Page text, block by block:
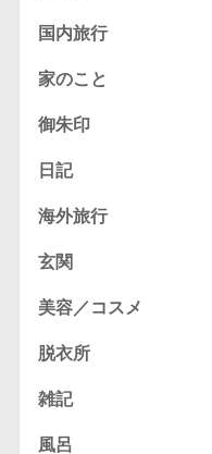
国内旅行
家のこと
御朱印
日記
海外旅行
玄関
美容／コスメ
脱衣所
雑記
風呂